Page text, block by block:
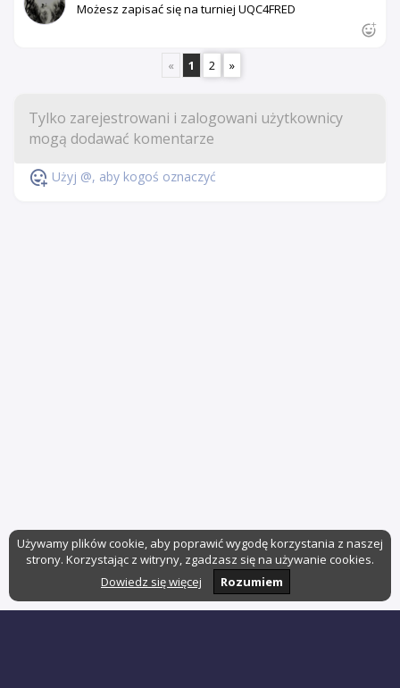
Możesz zapisać się na turniej UQC4FRED
« 1 2 »
Użyj @, aby kogoś oznaczyć
Używamy plików cookie, aby poprawić wygodę korzystania z naszej
strony. Korzystając z witryny, zgadzasz się na używanie cookies.
Dowiedz się więcej
Rozumiem